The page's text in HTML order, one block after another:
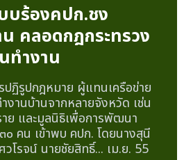
บร้องคปก.ชง
น คลอดกฎกระทรวง
ทำงาน
ฏิรูปกฎหมาย ผู้แทนเครือข่าย
งานบ้านจากหลายจังหวัด เช่น
ย และมูลนิธิเพื่อการพัฒนา
๐ คน เข้าพบ คปก. โดยนางสุนี
วโรจน์ นายชัยสิทธิ์... เม.ย. 55